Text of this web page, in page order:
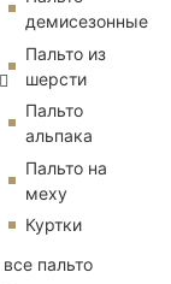
демисезонные
Пальто из
шерсти
Пальто
альпака
Пальто на
меху
Куртки
все пальто